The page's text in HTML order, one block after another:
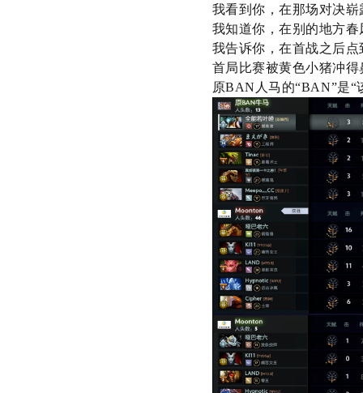
我看到你，在那场对决崭
我知道你，在别的地方春
我告诉你，在首战之后点
首局比赛被黄色小猪冲
原BAN 人马的“BAN”是“